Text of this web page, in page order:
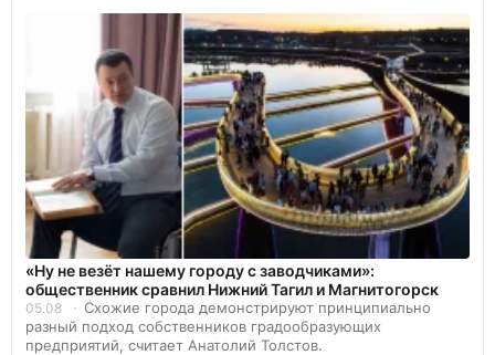
«Ну не везёт нашему городу с заводчиками»:
общественник сравнил Нижний Тагил и Магнитогорск
05.08
Схожие города демонстрируют принципиально
разный подход собственников градообразующих
предприятий, считает Анатолий Толстов.